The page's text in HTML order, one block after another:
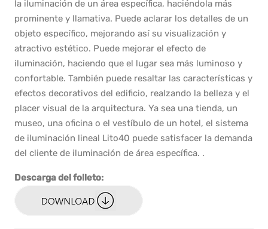
la iluminación de un área específica, haciéndola más
prominente y llamativa. Puede aclarar los detalles de un
objeto específico, mejorando así su visualización y
atractivo estético. Puede mejorar el efecto de
iluminación, haciendo que el lugar sea más luminoso y
confortable. También puede resaltar las características y
efectos decorativos del edificio, realzando la belleza y el
placer visual de la arquitectura. Ya sea una tienda, un
museo, una oficina o el vestíbulo de un hotel, el sistema
de iluminación lineal Lito40 puede satisfacer la demanda
del cliente de iluminación de área específica. .
Descarga del folleto: